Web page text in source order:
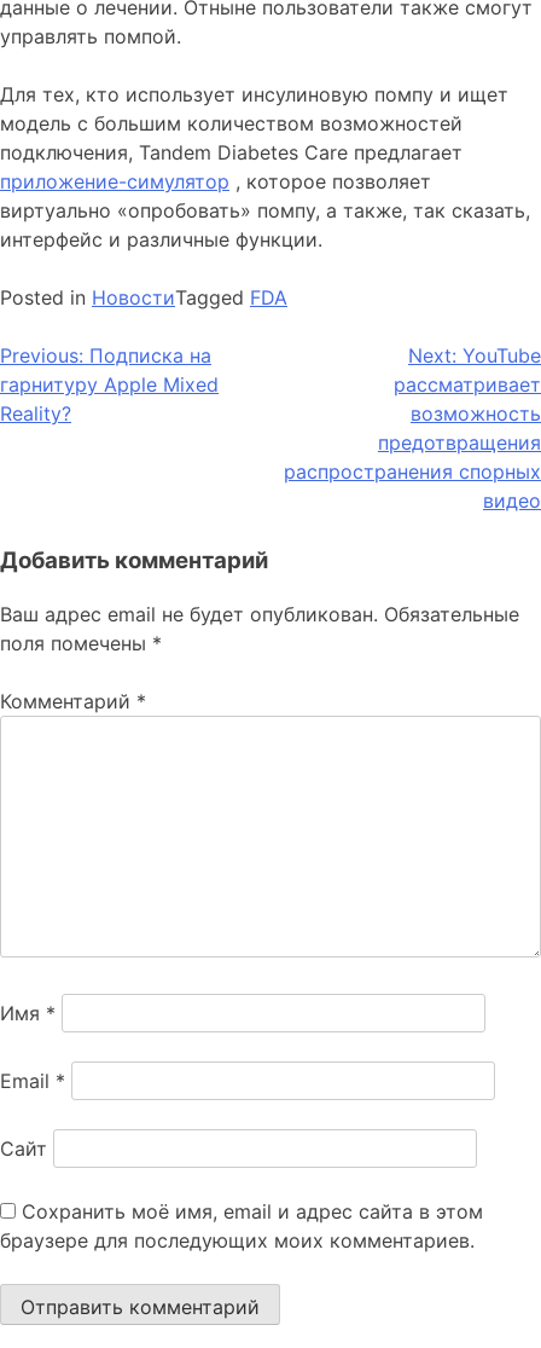
данные о лечении. Отныне пользователи также смогут
управлять помпой.
Для тех, кто использует инсулиновую помпу и ищет
модель с большим количеством возможностей
подключения, Tandem Diabetes Care предлагает
приложение-симулятор , которое позволяет
виртуально «опробовать» помпу, а также, так сказать,
интерфейс и различные функции.
Posted in НовостиTagged FDA
Навигация
по
Previous: Подписка на
гарнитуру Apple Mixed
Reality?
Next: YouTube
рассматривает
возможность
предотвращения
распространения спорных
видео
Добавить комментарий
Ваш адрес email не будет опубликован. Обязательные
поля помечены *
Комментарий *
Имя *
Email *
Сайт
Сохранить моё имя, email и адрес сайта в этом
браузере для последующих моих комментариев.